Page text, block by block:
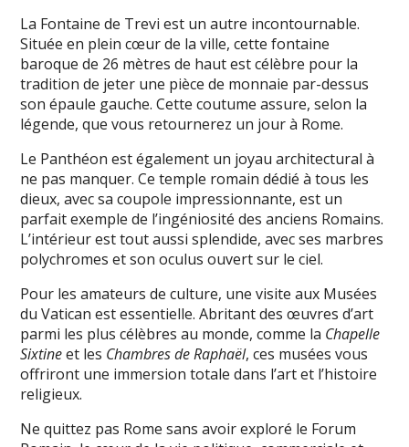
La Fontaine de Trevi est un autre incontournable.
Située en plein cœur de la ville, cette fontaine
baroque de 26 mètres de haut est célèbre pour la
tradition de jeter une pièce de monnaie par-dessus
son épaule gauche. Cette coutume assure, selon la
légende, que vous retournerez un jour à Rome.
Le Panthéon est également un joyau architectural à
ne pas manquer. Ce temple romain dédié à tous les
dieux, avec sa coupole impressionnante, est un
parfait exemple de l’ingéniosité des anciens Romains.
L’intérieur est tout aussi splendide, avec ses marbres
polychromes et son oculus ouvert sur le ciel.
Pour les amateurs de culture, une visite aux Musées
du Vatican est essentielle. Abritant des œuvres d’art
parmi les plus célèbres au monde, comme la Chapelle
Sixtineet les Chambres de Raphaël, ces musées vous
offriront une immersion totale dans l’art et l’histoire
religieux.
Ne quittez pas Rome sans avoir exploré le Forum